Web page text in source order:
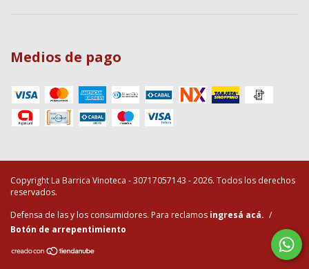
Medios de pago
Copyright La Barrica Vinoteca - 30717057143 - 2026. Todos los derechos
reservados.
Defensa de las y los consumidores. Para reclamos ingresá acá. /
Botón de arrepentimiento